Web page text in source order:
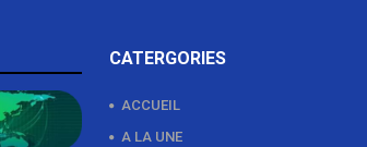
CATERGORIES
ACCUEIL
A LA UNE